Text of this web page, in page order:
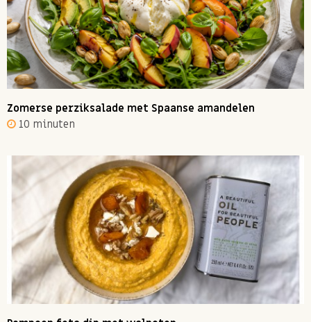
Zomerse perziksalade met Spaanse amandelen
10 minuten